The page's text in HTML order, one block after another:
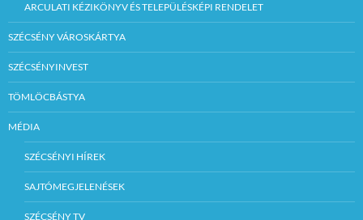
ARCULATI KÉZIKÖNYV ÉS TELEPÜLÉSKÉPI RENDELET
SZÉCSÉNY VÁROSKÁRTYA
SZÉCSÉNYINVEST
TÖMLÖCBÁSTYA
MÉDIA
SZÉCSÉNYI HÍREK
SAJTÓMEGJELENÉSEK
SZÉCSÉNY TV